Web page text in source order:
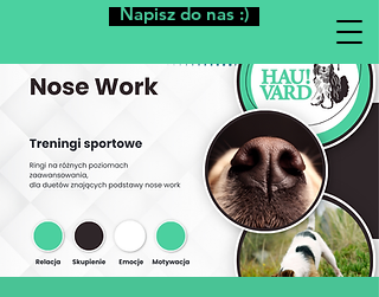
Napisz do nas :)